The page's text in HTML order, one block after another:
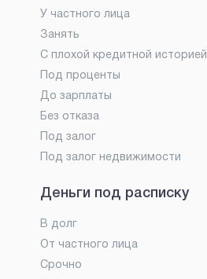
У частного лица
Занять
С плохой кредитной историей
Под проценты
До зарплаты
Без отказа
Под залог
Под залог недвижимости
Деньги под расписку
В долг
От частного лица
Срочно